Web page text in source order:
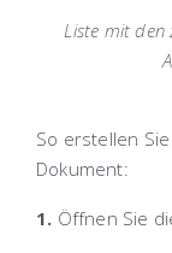
Liste mit den
So erstellen
Dokument:
1. Öffnen Sie